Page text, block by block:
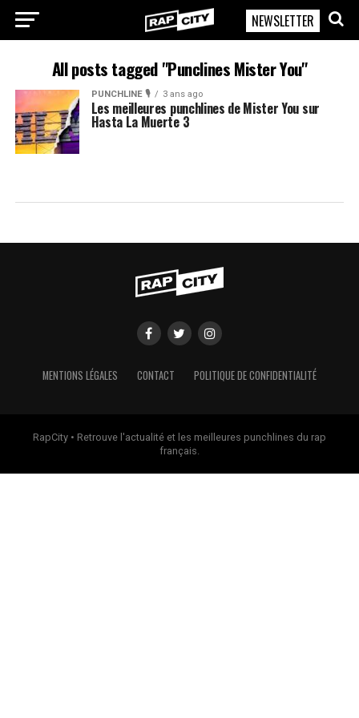
RapCity
NEWSLETTER
All posts tagged "Punclines Mister You"
PUNCHLINE 🎙️ 3 ans ago
Les meilleures punchlines de Mister You sur
Hasta La Muerte 3
MENTIONS LÉGALES CONTACT POLITIQUE DE CONFIDENTIALITÉ
RapCity • Retrouve l'actualité et les meilleures punchlines du rap
français.